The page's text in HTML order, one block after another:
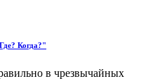
Когда?"
в чрезвычайных